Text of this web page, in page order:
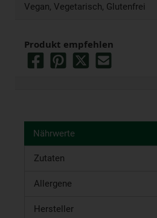
Vegan, Vegetarisch, Glutenfrei
Produkt empfehlen
Nährwerte
Zutaten
Allergene
Hersteller